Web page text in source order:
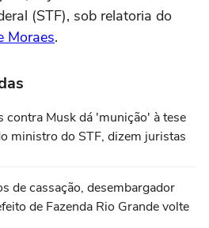
(STF), sob relatoria do
Moraes.
contra Musk dá 'munição' à tese
ministro do STF, dizem juristas
de cassação, desembargador
de Fazenda Rio Grande volte